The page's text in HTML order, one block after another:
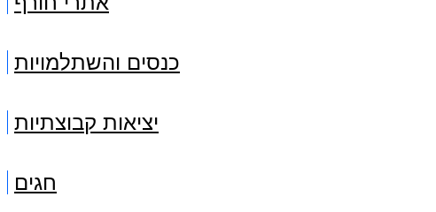
כנסים והשתלמויות
יציאות קבוצתיות
חגים